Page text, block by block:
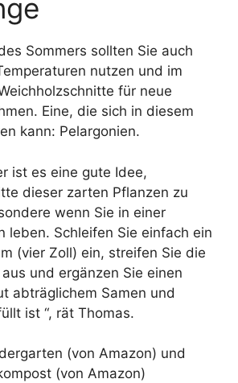
Sommers sollten Sie auch
nutzen und im
für neue
Eine, die sich in diesem
kann: Pelargonien.
ist es eine gute Idee,
dieser zarten Pflanzen zu
wenn Sie in einer
leben. Schleifen Sie einfach ein
(vier Zoll) ein, streifen Sie die
und ergänzen Sie einen
abträglichem Samen und
ist “, rät Thomas.
(von Amazon) und
(von Amazon)